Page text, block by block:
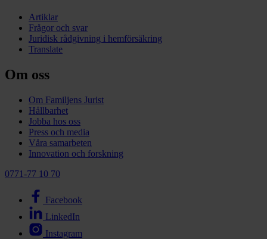
Artiklar
Frågor och svar
Juridisk rådgivning i hemförsäkring
Translate
Om oss
Om Familjens Jurist
Hållbarhet
Jobba hos oss
Press och media
Våra samarbeten
Innovation och forskning
0771-77 10 70
Facebook
LinkedIn
Instagram